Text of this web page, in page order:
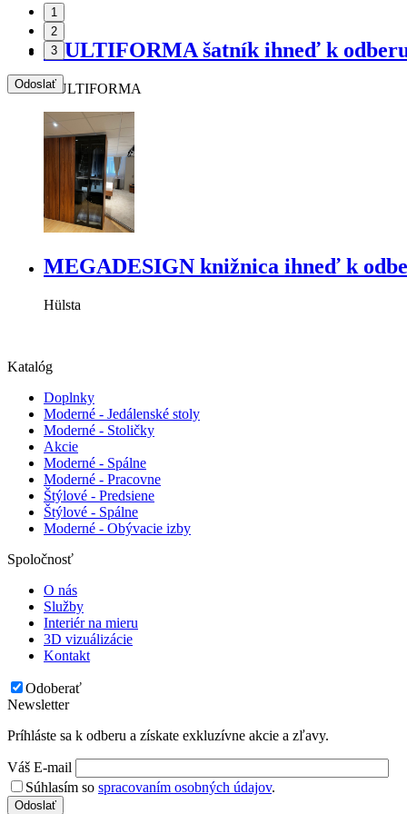
1
2
3
Odoslať
MULTIFORMA šatník ihneď k
MULTIFORMA
MEGADESIGN knižnica ihneď k
Hülsta
Katalóg
Doplnky
Moderné - Jedálenské stoly
Moderné - Stoličky
Akcie
Moderné - Spálne
Moderné - Pracovne
Štýlové - Predsiene
Štýlové - Spálne
Moderné - Obývacie izby
Spoločnosť
O nás
Služby
Interiér na mieru
3D vizuálizácie
Kontakt
Odoberať
Newsletter
Príhláste sa k odberu a získate exkluzívne akcie a zľavy.
Váš E-mail
Súhlasím so spracovaním osobných údajov.
Odoslať